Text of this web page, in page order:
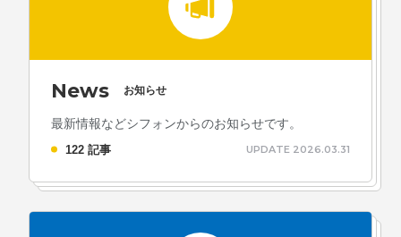
News お知らせ
最新情報などシフォンからのお知らせです。
122 記事 UPDATE 2026.03.31